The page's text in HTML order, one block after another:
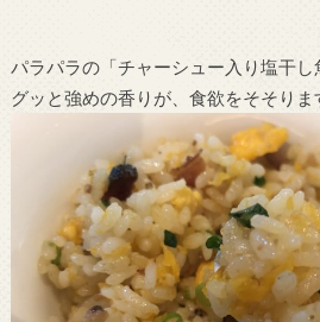
パラパラの「チャーシュー入り塩干し
グッと強めの香りが、食欲をそそりま